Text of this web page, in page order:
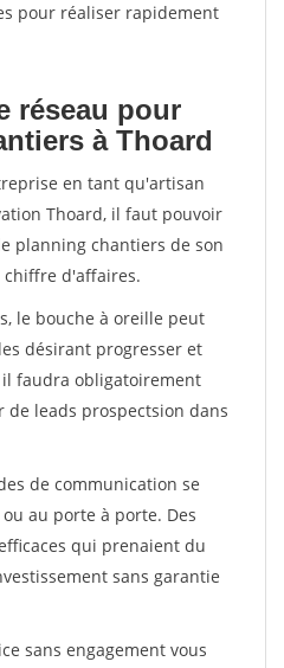
pour réaliser rapidement
réseau pour
à Thoard
en tant qu'artisan
Thoard, il faut pouvoir
planning chantiers de son
d'affaires.
le bouche à oreille peut
désirant progresser et
faudra obligatoirement
leads prospectsion dans
de communication se
au porte à porte. Des
qui prenaient du
sans garantie
sans engagement vous